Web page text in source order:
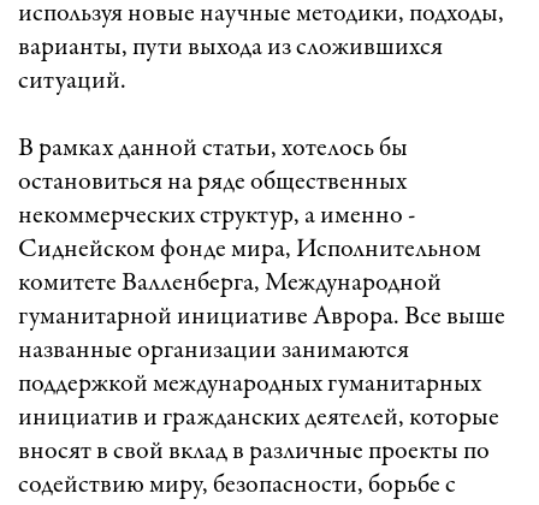
используя новые научные методики, подходы,
варианты, пути выхода из сложившихся
ситуаций.
В рамках данной статьи, хотелось бы
остановиться на ряде общественных
некоммерческих структур, а именно -
Сиднейском фонде мира, Исполнительном
комитете Валленберга, Международной
гуманитарной инициативе Аврора. Все выше
названные организации занимаются
поддержкой международных гуманитарных
инициатив и гражданских деятелей, которые
вносят в свой вклад в различные проекты по
содействию миру, безопасности, борьбе с